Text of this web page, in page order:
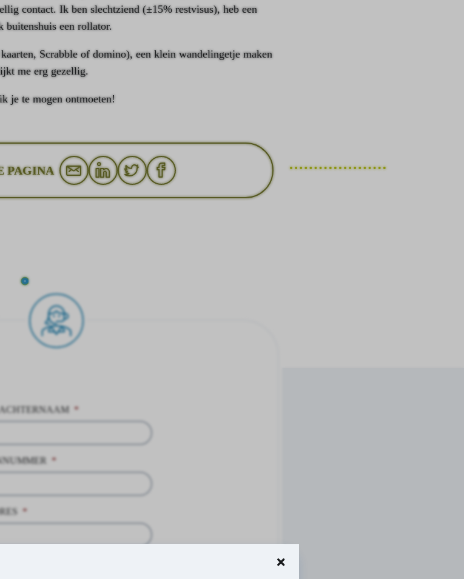
contact. Ik ben slechtziend (±15% restvisus), heb een
buitenshuis een rollator.
Scrabble of domino), een klein wandelingetje maken
me erg gezellig.
je te mogen ontmoeten!
PAGINA
*
*
*